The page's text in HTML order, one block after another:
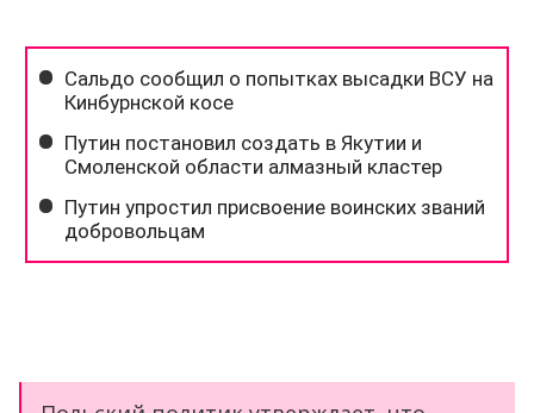
на Украине приведут к признанию США